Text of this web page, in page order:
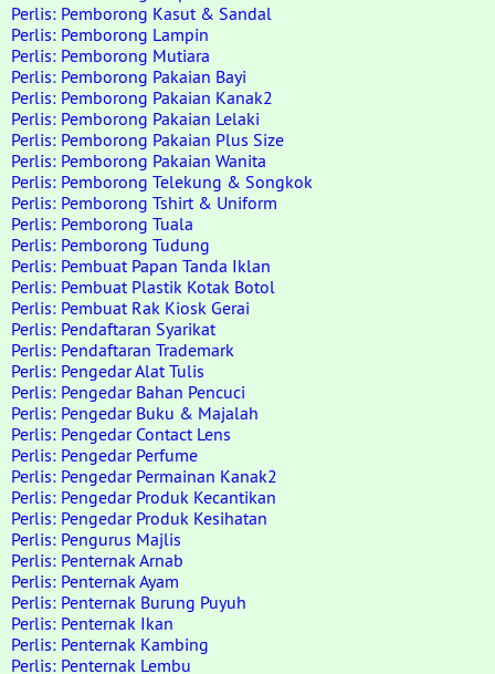
Perlis: Pemborong Kasut & Sandal
Perlis: Pemborong Lampin
Perlis: Pemborong Mutiara
Perlis: Pemborong Pakaian Bayi
Perlis: Pemborong Pakaian Kanak2
Perlis: Pemborong Pakaian Lelaki
Perlis: Pemborong Pakaian Plus Size
Perlis: Pemborong Pakaian Wanita
Perlis: Pemborong Telekung & Songkok
Perlis: Pemborong Tshirt & Uniform
Perlis: Pemborong Tuala
Perlis: Pemborong Tudung
Perlis: Pembuat Papan Tanda Iklan
Perlis: Pembuat Plastik Kotak Botol
Perlis: Pembuat Rak Kiosk Gerai
Perlis: Pendaftaran Syarikat
Perlis: Pendaftaran Trademark
Perlis: Pengedar Alat Tulis
Perlis: Pengedar Bahan Pencuci
Perlis: Pengedar Buku & Majalah
Perlis: Pengedar Contact Lens
Perlis: Pengedar Perfume
Perlis: Pengedar Permainan Kanak2
Perlis: Pengedar Produk Kecantikan
Perlis: Pengedar Produk Kesihatan
Perlis: Pengurus Majlis
Perlis: Penternak Arnab
Perlis: Penternak Ayam
Perlis: Penternak Burung Puyuh
Perlis: Penternak Ikan
Perlis: Penternak Kambing
Perlis: Penternak Lembu